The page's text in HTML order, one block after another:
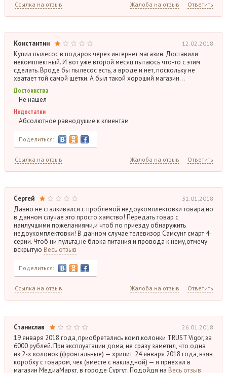
Ссылка на отзыв Жалоба на отзыв Ответить
Константин 12.02.2018
Купил пылесос в подарок через интернет магазин. Доставили
некомплектный. И вот уже второй месяц пытаюсь что-то с этим
сделать. Вроде бы пылесос есть, а вроде и нет, поскольку не
хватает той самой щетки. А был такой хороший магазин…
Достоинства
Не нашел
Недостатки
Абсолютное равнодушие к клиентам
Поделиться:
Ссылка на отзыв Жалоба на отзыв Ответить
Сергей 31.01.2018
Давно не сталкивался с проблемой недоукомплектовки товара,но
в данном случае это просто хамство! Передать товар с
наилучшими пожеланиями,и чтоб по приезду обнаружить
недоукомплектовки! В данном случае телевизор Самсунг смарт 4-
серии. Чтоб ни пульта,не блока питания и провода к нему,отмечу
вскрытую Весь отзыв
Поделиться:
Ссылка на отзыв Жалоба на отзыв Ответить
Станислав 26.01.2018
19 января 2018 года, приобретались комп.колонки TRUST Vigor, за
6000 рублей. При эксплуатации дома, не сразу заметил, что одна
из 2-х колонок (фронтальные) — хрипит; 24 января 2018 года, взяв
коробку с товаром, чек (вместе с накладной) — я приехал в
магазин МедиаМаркт, в городе Сургут. Подойдя на Весь отзыв